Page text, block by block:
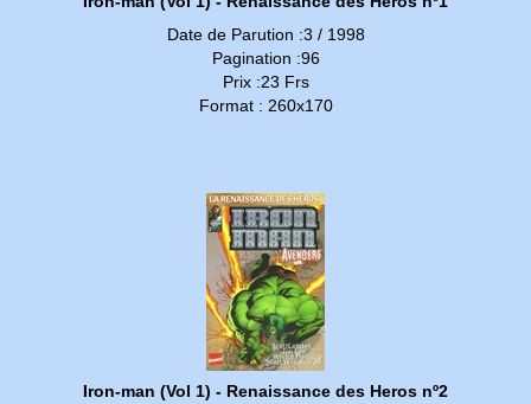
Date de Parution :3 / 1998
Pagination :96
Prix :23 Frs
Format : 260x170
Iron-man (Vol 1) - Renaissance des Heros nº2